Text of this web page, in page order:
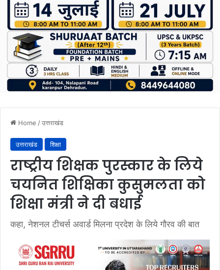
Home /उत्तराखंड
उत्तराखंड शिक्षा
राष्ट्रीय शिक्षक पुरस्कार के लिये
चयनित शिक्षिका कुसुमलता को
शिक्षा मंत्री ने दी बधाई
कहा, नेशनल टीचर्स अवार्ड मिलना प्रदेश के लिये गौरव की बात